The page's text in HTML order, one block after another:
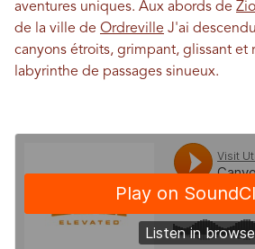
aventures uniques. Aux abords de
de la ville de Ordreville J'ai
canyons étroits, grimpant, glissant et
labyrinthe de passages sinueux.